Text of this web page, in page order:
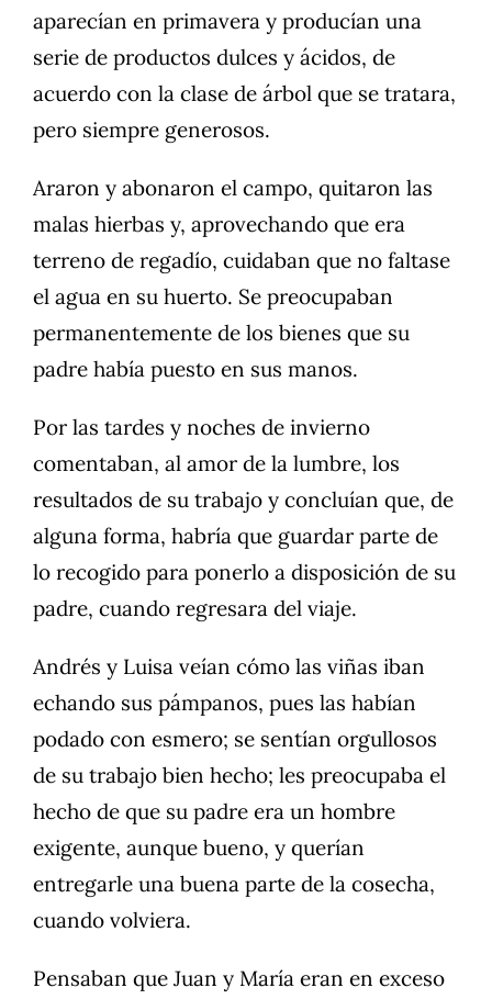
aparecían en primavera y producían una
serie de productos dulces y ácidos, de
acuerdo con la clase de árbol que se tratara,
pero siempre generosos.
Araron y abonaron el campo, quitaron las
malas hierbas y, aprovechando que era
terreno de regadío, cuidaban que no faltase
el agua en su huerto. Se preocupaban
permanentemente de los bienes que su
padre había puesto en sus manos.
Por las tardes y noches de invierno
comentaban, al amor de la lumbre, los
resultados de su trabajo y concluían que, de
alguna forma, habría que guardar parte de
lo recogido para ponerlo a disposición de su
padre, cuando regresara del viaje.
Andrés y Luisa veían cómo las viñas iban
echando sus pámpanos, pues las habían
podado con esmero; se sentían orgullosos
de su trabajo bien hecho; les preocupaba el
hecho de que su padre era un hombre
exigente, aunque bueno, y querían
entregarle una buena parte de la cosecha,
cuando volviera.
Pensaban que Juan y María eran en exceso